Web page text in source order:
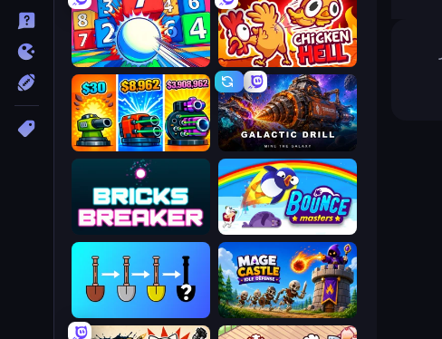
Chicken Hell
Entropy
Galactic Drill
Pumpkin Defense: Merge Cannon
Bouncemasters
Bricks Breaker
Mage Castle Idle Defense